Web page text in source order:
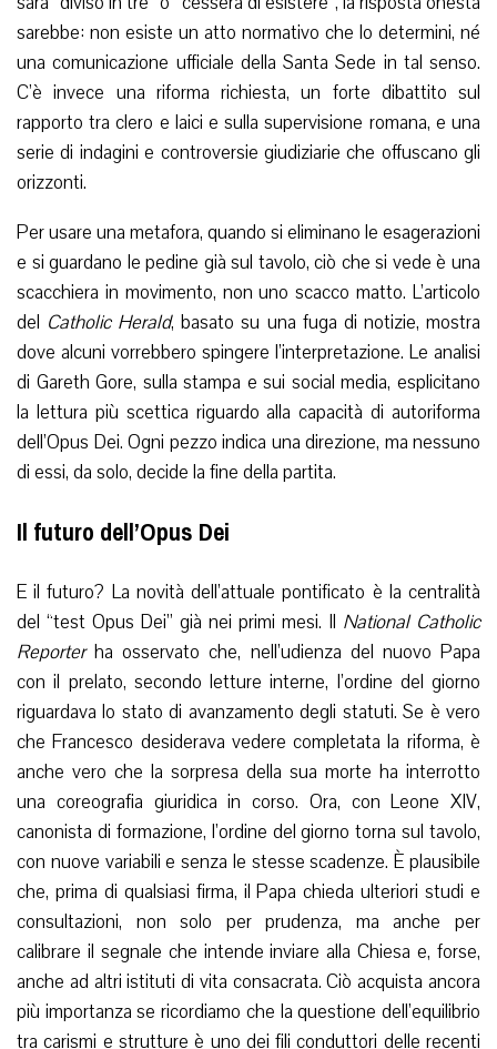
sarebbe: non esiste un atto normativo che lo determini, né
una comunicazione ufficiale della Santa Sede in tal senso.
C’è invece una riforma richiesta, un forte dibattito sul
rapporto tra clero e laici e sulla supervisione romana, e una
serie di indagini e controversie giudiziarie che offuscano gli
orizzonti.
Per usare una metafora, quando si eliminano le esagerazioni
e si guardano le pedine già sul tavolo, ciò che si vede è una
scacchiera in movimento, non uno scacco matto. L’articolo
del Catholic Herald, basato su una fuga di notizie, mostra
dove alcuni vorrebbero spingere l’interpretazione. Le analisi
di Gareth Gore, sulla stampa e sui social media, esplicitano
la lettura più scettica riguardo alla capacità di autoriforma
dell’Opus Dei. Ogni pezzo indica una direzione, ma nessuno
di essi, da solo, decide la fine della partita.
Il futuro dell’Opus Dei
E il futuro? La novità dell’attuale pontificato è la centralità
del “test Opus Dei” già nei primi mesi. Il National Catholic
Reporterha osservato che, nell’udienza del nuovo Papa
con il prelato, secondo letture interne, l’ordine del giorno
riguardava lo stato di avanzamento degli statuti. Se è vero
che Francesco desiderava vedere completata la riforma, è
anche vero che la sorpresa della sua morte ha interrotto
una coreografia giuridica in corso. Ora, con Leone XIV,
canonista di formazione, l’ordine del giorno torna sul tavolo,
con nuove variabili e senza le stesse scadenze. È plausibile
che, prima di qualsiasi firma, il Papa chieda ulteriori studi e
consultazioni, non solo per prudenza, ma anche per
calibrare il segnale che intende inviare alla Chiesa e, forse,
anche ad altri istituti di vita consacrata. Ciò acquista ancora
più importanza se ricordiamo che la questione dell’equilibrio
tra carismi e strutture è uno dei fili conduttori delle recenti